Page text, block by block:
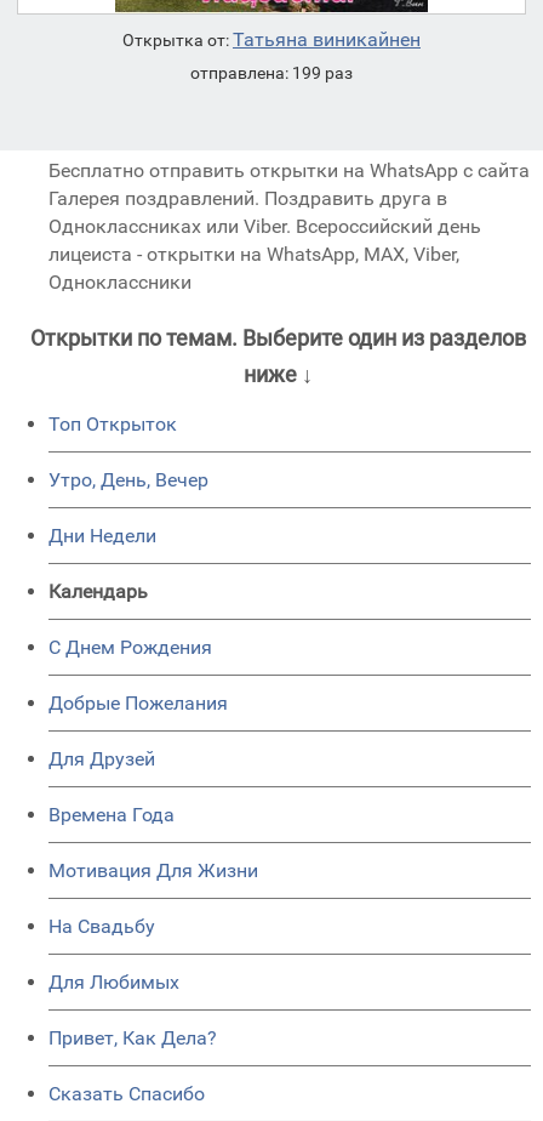
Открытка от:Татьяна виникайнен
отправлена: 199 раз
Бесплатно отправить открытки на WhatsApp с сайта
Галерея поздравлений. Поздравить друга в
Одноклассниках или Viber. Всероссийский день
лицеиста - открытки на WhatsApp, MAX, Viber,
Одноклассники
Открытки по темам. Выберите один из разделов
ниже ↓
Топ Открыток
Утро, День, Вечер
Дни Недели
Календарь
C Днем Рождения
Добрые Пожелания
Для Друзей
Времена Года
Мотивация Для Жизни
На Свадьбу
Для Любимых
Привет, Как Дела?
Сказать Спасибо